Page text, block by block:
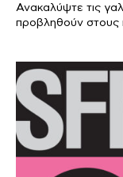
Ανακαλύψτε τις
προβληθούν στους